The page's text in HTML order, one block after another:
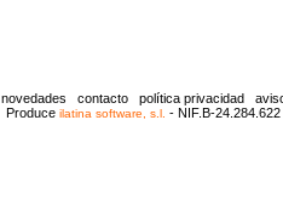
novedades contacto política privacidad
Produce ilatina software, s.l. - NIF.B-